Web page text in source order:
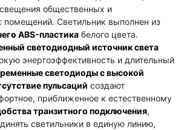
общественных и
помещений. Светильник выполнен из
ABS-пластика белого цвета.
светодиодный источник света
энергоэффективность и длительный
светодиоды с высокой
пульсаций создают
приближенное к естественному
транзитного подключения,
светильники в единую линию,